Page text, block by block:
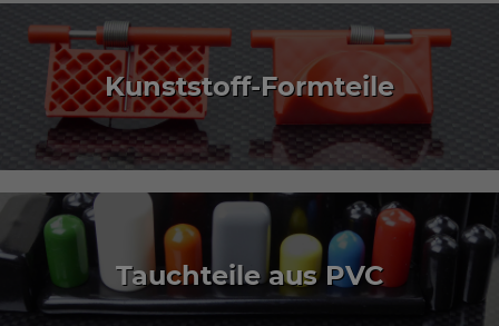
Kunststoff-Formteile
Tauchteile aus PVC